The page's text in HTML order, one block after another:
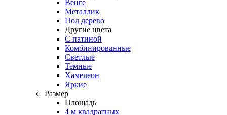
Венге
Металлик
Под дерево
Другие цвета
С патиной
Комбинированные
Светлые
Темные
Хамелеон
Яркие
Размер
Площадь
4 м квадратных